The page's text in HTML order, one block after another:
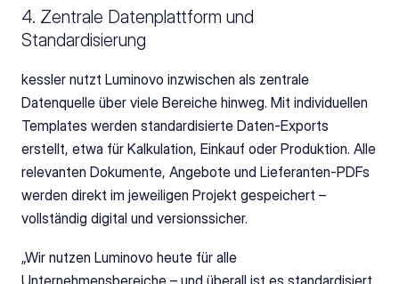
4. Zentrale Datenplattform und
Standardisierung
kessler nutzt Luminovo inzwischen als zentrale
Datenquelle über viele Bereiche hinweg. Mit individuellen
Templates werden standardisierte Daten-Exports
erstellt, etwa für Kalkulation, Einkauf oder Produktion. Alle
relevanten Dokumente, Angebote und Lieferanten-PDFs
werden direkt im jeweiligen Projekt gespeichert –
vollständig digital und versionssicher.
„Wir nutzen Luminovo heute für alle
Unternehmensbereiche – und überall ist es standardisiert.